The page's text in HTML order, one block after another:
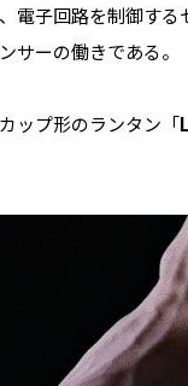
電子回路を制御す
サーの働きである。
ップ形のランタン「